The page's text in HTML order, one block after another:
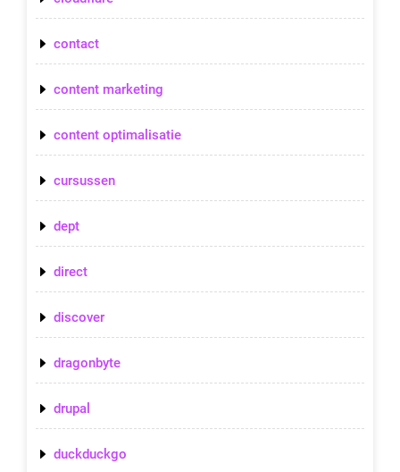
contact
content marketing
content optimalisatie
cursussen
dept
direct
discover
dragonbyte
drupal
duckduckgo